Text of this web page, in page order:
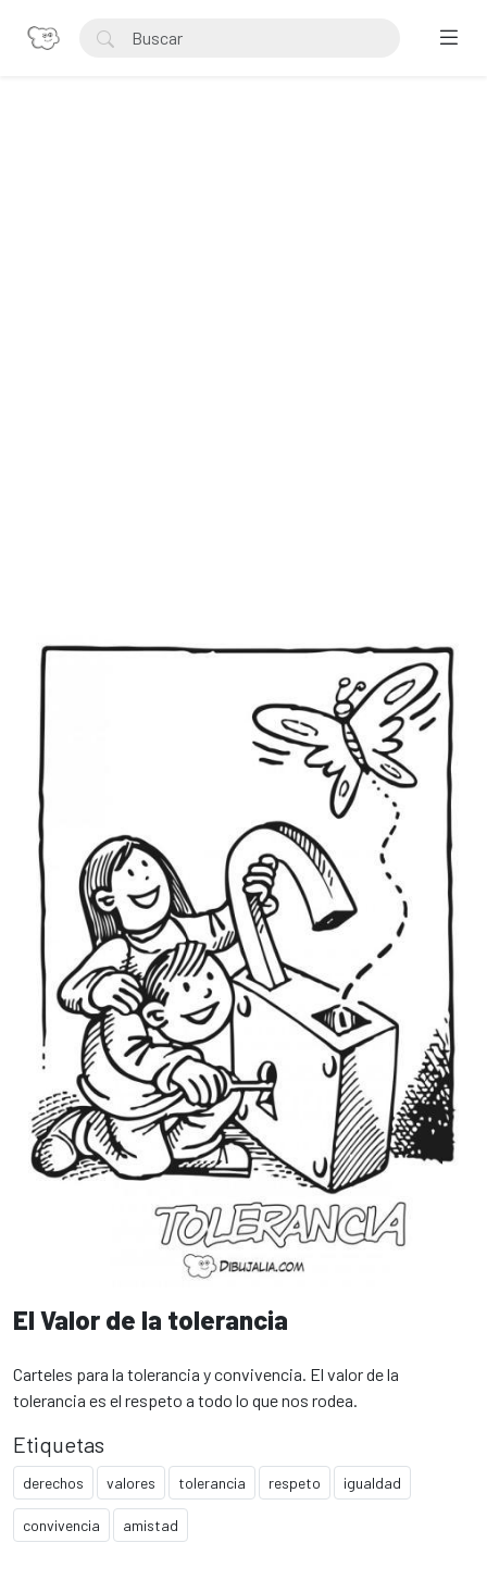
El Valor de la tolerancia
Carteles para la tolerancia y convivencia. El valor de la
tolerancia es el respeto a todo lo que nos rodea.
Etiquetas
derechos valores tolerancia respeto igualdad
convivencia amistad